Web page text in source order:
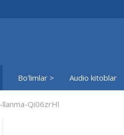
Bo'limlar > Audio kitoblar
Qi06zrHl